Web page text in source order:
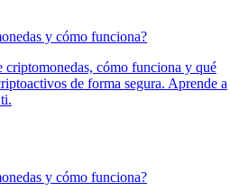
y cómo funciona?
criptomonedas, cómo funciona y qué
de forma segura. Aprende a
y cómo funciona?